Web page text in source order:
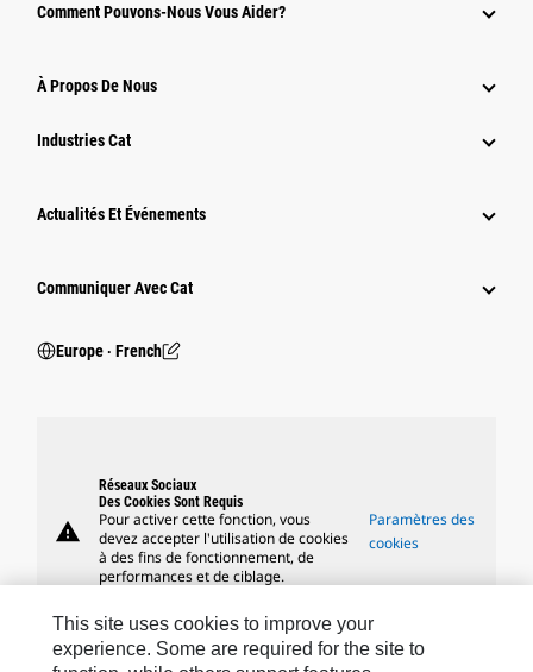
Comment Pouvons-Nous Vous Aider?
À Propos De Nous
Industries Cat
Actualités Et Événements
Communiquer Avec Cat
Europe ‧ French
warning
Réseaux Sociaux
Des Cookies Sont Requis
Pour activer cette fonction, vous
devez accepter l'utilisation de cookies
à des fins de fonctionnement, de
performances et de ciblage.
Paramètres des
cookies
This site uses cookies to improve your
experience. Some are required for the site to